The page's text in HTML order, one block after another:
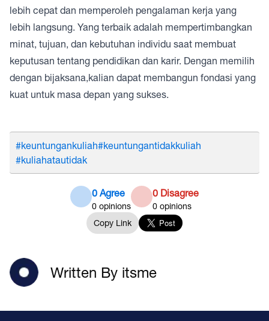
lebih cepat dan memperoleh pengalaman kerja yang
lebih langsung. Yang terbaik adalah mempertimbangkan
minat, tujuan, dan kebutuhan individu saat membuat
keputusan tentang pendidikan dan karir. Dengan memilih
dengan bijaksana,kalian dapat membangun fondasi yang
kuat untuk masa depan yang sukses.
#keuntungankuliah#keuntungantidakkuliah
#kuliahatautidak
0 Agree
0 opinions
0 Disagree
0 opinions
Copy Link
Written By itsme